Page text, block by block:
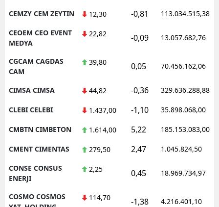
CEMZY CEM ZEYTIN 12,30 -0,81 113.034.515,38
CEOEM CEO EVENT
MEDYA
22,82 -0,09 13.057.682,76
CGCAM CAGDAS
CAM
39,80 0,05 70.456.162,06
CIMSA CIMSA 44,82 -0,36 329.636.288,88
CLEBI CELEBI 1.437,00 -1,10 35.898.068,00
CMBTN CIMBETON 1.614,00 5,22 185.153.083,00
CMENT CIMENTAS 279,50 2,47 1.045.824,50
CONSE CONSUS
ENERJI
2,25 0,45 18.969.734,97
COSMO COSMOS
114,70 -1,38 4.216.401,10